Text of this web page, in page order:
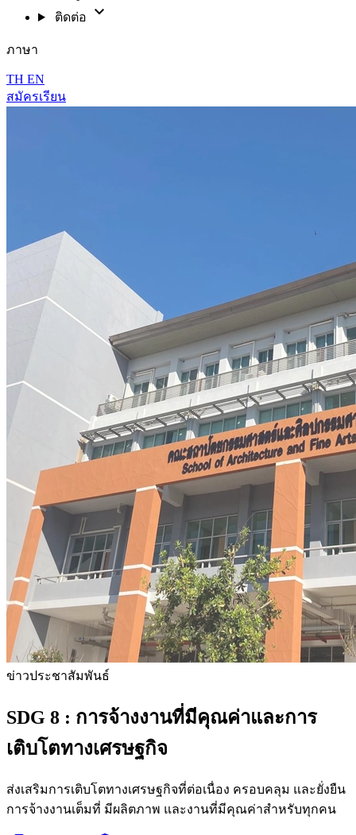
ติดต่อ expand_more
ภาษา
TH EN
สมัครเรียน
ข่าวประชาสัมพันธ์
SDG 8 : การจ้างงานที่มีคุณค่าและการ
เติบโตทางเศรษฐกิจ
ส่งเสริมการเติบโตทางเศรษฐกิจที่ต่อเนื่อง ครอบคลุม และยั่งยืน
การจ้างงานเต็มที่ มีผลิตภาพ และงานที่มีคุณค่าสำหรับทุกคน